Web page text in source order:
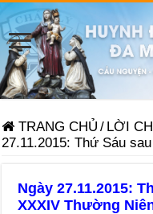
TRANG CHỦ / LỜI
27.11.2015: Thứ Sáu
Ngày 27.11.2015:
XXXIV Thường